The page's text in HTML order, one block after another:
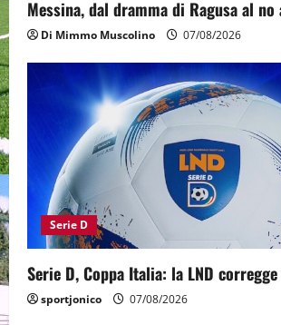
Messina, dal dramma di Ragusa al
Di Mimmo Muscolino 07/08/2026
Serie D
Serie D, Coppa Italia: la LND
sportjonico 07/08/2026